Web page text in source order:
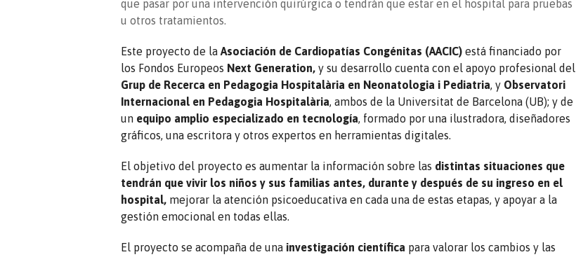
que pasar por una intervención quirúrgica o tendrán que estar en el hospital para pruebas
u otros tratamientos.
Este proyecto de la Asociación de Cardiopatías Congénitas (AACIC) está financiado por
los Fondos Europeos Next Generation, y su desarrollo cuenta con el apoyo profesional del
Grup de Recerca en Pedagogia Hospitalària en Neonatologia i Pediatria, y Observatori
Internacional en Pedagogia Hospitalària, ambos de la Universitat de Barcelona (UB); y de
un equipo amplio especializado en tecnología, formado por una ilustradora, diseñadores
gráficos, una escritora y otros expertos en herramientas digitales.
El objetivo del proyecto es aumentar la información sobre las distintas situaciones que
tendrán que vivir los niños y sus familias antes, durante y después de su ingreso en el
hospital, mejorar la atención psicoeducativa en cada una de estas etapas, y apoyar a la
gestión emocional en todas ellas.
El proyecto se acompaña de una investigación científica para valorar los cambios y las